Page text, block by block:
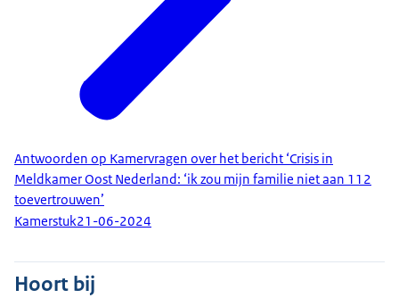
Antwoorden op Kamervragen over het bericht ‘Crisis in
Meldkamer Oost Nederland: ‘ik zou mijn familie niet aan 112
toevertrouwen’
Kamerstuk21-06-2024
Hoort bij